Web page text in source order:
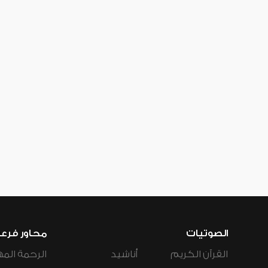
الصوتيات
القرآن الكريم
أناشيد
محاور
الرحمة